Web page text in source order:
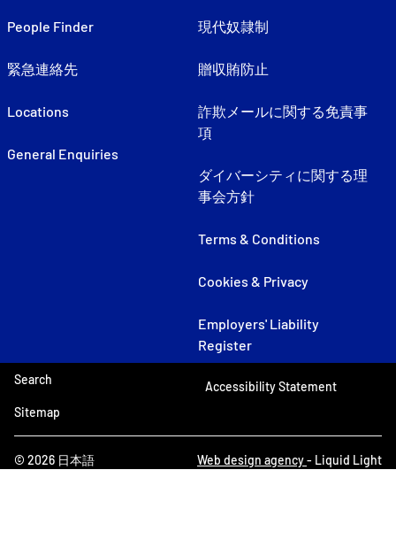
People Finder
緊急連絡先
Locations
General Enquiries
現代奴隷制
贈収賄防止
詐欺メールに関する免責事
項
ダイバーシティに関する理
事会方針
Terms & Conditions
Cookies & Privacy
Employers' Liability
Register
© 2026 日本語
Search
Sitemap
Accessibility Statement
Web design agency- Liquid Light